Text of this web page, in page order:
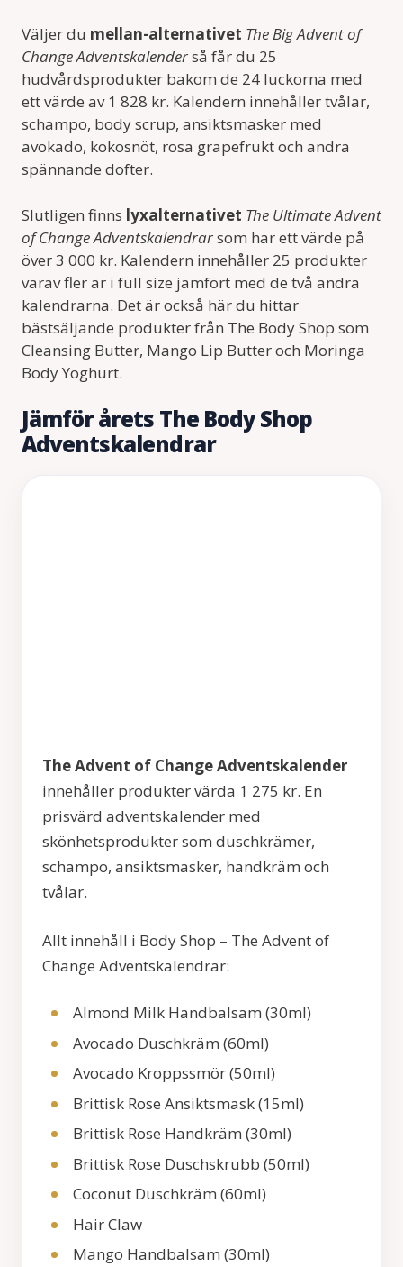
Väljer du mellan-alternativet The Big Advent of
Change Adventskalenderså får du 25
hudvårdsprodukter bakom de 24 luckorna med
ett värde av 1 828 kr. Kalendern innehåller tvålar,
schampo, body scrup, ansiktsmasker med
avokado, kokosnöt, rosa grapefrukt och andra
spännande dofter.
Slutligen finns lyxalternativet The Ultimate Advent
of Change Adventskalendrarsom har ett värde på
över 3 000 kr. Kalendern innehåller 25 produkter
varav fler är i full size jämfört med de två andra
kalendrarna. Det är också här du hittar
bästsäljande produkter från The Body Shop som
Cleansing Butter, Mango Lip Butter och Moringa
Body Yoghurt.
Jämför årets The Body Shop
Adventskalendrar
The Advent of Change Adventskalender
innehåller produkter värda 1 275 kr. En
prisvärd adventskalender med
skönhetsprodukter som duschkrämer,
schampo, ansiktsmasker, handkräm och
tvålar.
Allt innehåll i Body Shop – The Advent of
Change Adventskalendrar:
Almond Milk Handbalsam (30ml)
Avocado Duschkräm (60ml)
Avocado Kroppssmör (50ml)
Brittisk Rose Ansiktsmask (15ml)
Brittisk Rose Handkräm (30ml)
Brittisk Rose Duschskrubb (50ml)
Coconut Duschkräm (60ml)
Hair Claw
Mango Handbalsam (30ml)